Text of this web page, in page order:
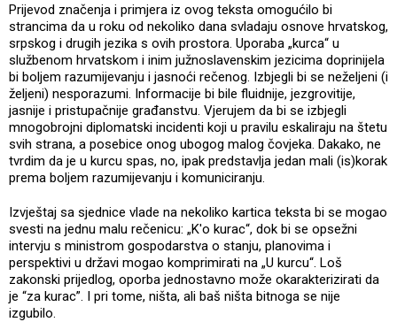
Prijevod značenja i primjera iz ovog teksta omogućilo bi
strancima da u roku od nekoliko dana svladaju osnove hrvatskog,
srpskog i drugih jezika s ovih prostora. Uporaba „kurca“ u
službenom hrvatskom i inim južnoslavenskim jezicima doprinijela
bi boljem razumijevanju i jasnoći rečenog. Izbjegli bi se neželjeni (i
željeni) nesporazumi. Informacije bi bile fluidnije, jezgrovitije,
jasnije i pristupačnije građanstvu. Vjerujem da bi se izbjegli
mnogobrojni diplomatski incidenti koji u pravilu eskaliraju na štetu
svih strana, a posebice onog ubogog malog čovjeka. Dakako, ne
tvrdim da je u kurcu spas, no, ipak predstavlja jedan mali (is)korak
prema boljem razumijevanju i komuniciranju.
Izvještaj sa sjednice vlade na nekoliko kartica teksta bi se mogao
svesti na jednu malu rečenicu: „K'o kurac“, dok bi se opsežni
intervju s ministrom gospodarstva o stanju, planovima i
perspektivi u državi mogao komprimirati na „U kurcu“. Loš
zakonski prijedlog, oporba jednostavno može okarakterizirati da
je “za kurac”. I pri tome, ništa, ali baš ništa bitnoga se nije
izgubilo.